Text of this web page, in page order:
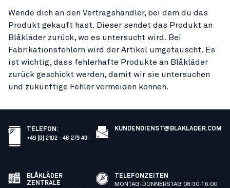
Wende dich an den Vertragshändler, bei dem du das
Produkt gekauft hast. Dieser sendet das Produkt an
Blåkläder zurück, wo es untersucht wird. Bei
Fabrikationsfehlern wird der Artikel umgetauscht. Es
ist wichtig, dass fehlerhafte Produkte an Blåkläder
zurück geschickt werden, damit wir sie untersuchen
und zukünftige Fehler vermeiden können.
TELEFON :
+49 (0) 2102 - 48 279 40
KUNDENDIENST@BLAKLADER.COM
BLÅKLÄDER
ZENTRALE
TELEFONZEITEN
MONTAG-DONNERSTAG 08:30-16:00